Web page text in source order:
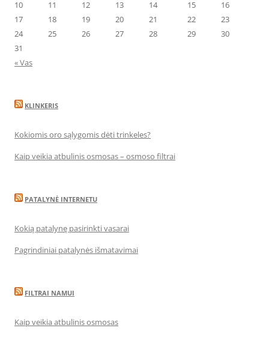
10
11 12 13 14 15
16
17
18 19 20 21 22
23
24
25 26 27 28 29
30
31
« Vas
KLINKERIS
Kokiomis oro sąlygomis dėti trinkeles?
Kaip veikia atbulinis osmosas – osmoso filtrai
PATALYNĖ INTERNETU
Kokią patalynę pasirinkti vasarai
Pagrindiniai patalynės išmatavimai
FILTRAI NAMUI
Kaip veikia atbulinis osmosas